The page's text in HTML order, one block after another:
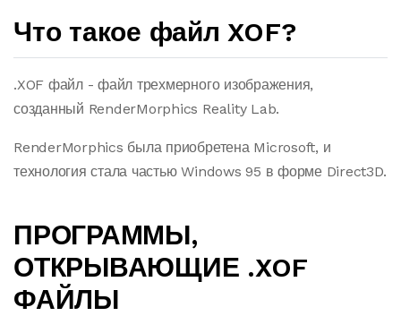
Что такое файл XOF?
.XOF файл - файл трехмерного изображения,
созданный RenderMorphics Reality Lab.
RenderMorphics была приобретена Microsoft, и
технология стала частью Windows 95 в форме Direct3D.
ПРОГРАММЫ,
ОТКРЫВАЮЩИЕ .XOF
ФАЙЛЫ